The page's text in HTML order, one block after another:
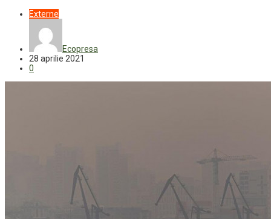
Externe
Ecopresa
28 aprilie 2021
0